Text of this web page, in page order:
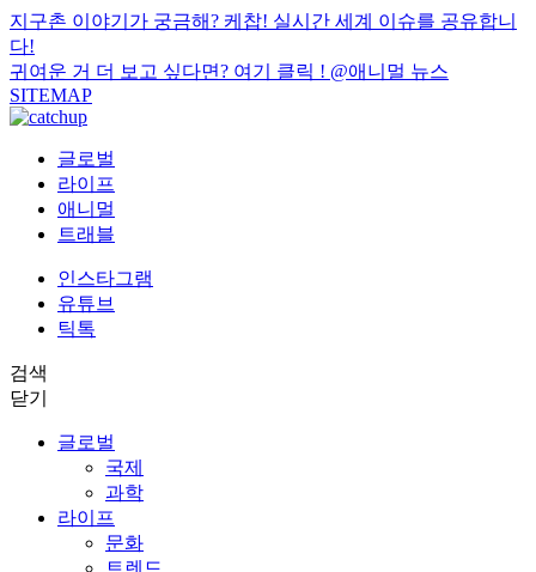
지구촌 이야기가 궁금해? 케찹! 실시간 세계 이슈를 공유합니
다!
귀여운 거 더 보고 싶다면? 여기 클릭 ! @애니멀 뉴스
SITEMAP
글로벌
라이프
애니멀
트래블
인스타그램
유튜브
틱톡
검색
닫기
글로벌
국제
과학
라이프
문화
트렌드